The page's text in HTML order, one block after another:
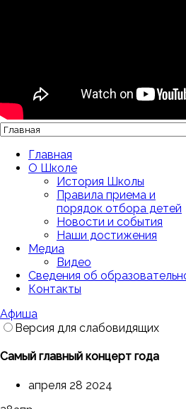
Главная
О Школе
История Школы
Правила приема и
порядок отбора детей
Новости и события
Наши достижения
Медиа
Видео
Сведения об
Контакты
Афиша
Версия для слабовидящих
Самый главный концерт года
апреля 28 2024